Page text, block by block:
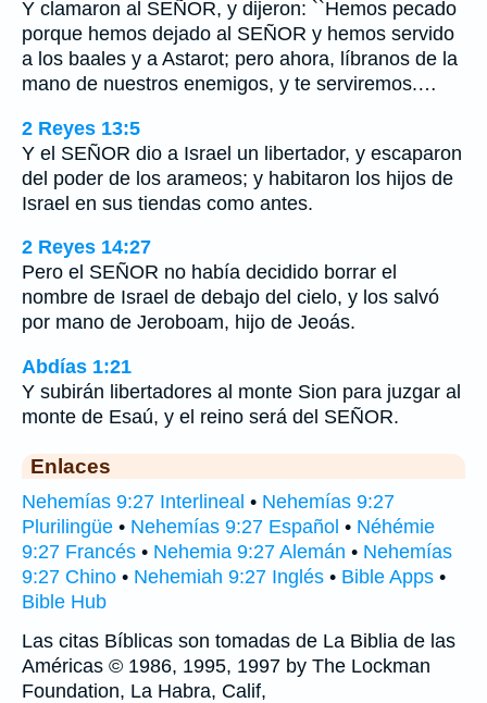
Y clamaron al SEÑOR, y dijeron: ``Hemos pecado
porque hemos dejado al SEÑOR y hemos servido
a los baales y a Astarot; pero ahora, líbranos de la
mano de nuestros enemigos, y te serviremos.…
2 Reyes 13:5
Y el SEÑOR dio a Israel un libertador, y escaparon
del poder de los arameos; y habitaron los hijos de
Israel en sus tiendas como antes.
2 Reyes 14:27
Pero el SEÑOR no había decidido borrar el
nombre de Israel de debajo del cielo, y los salvó
por mano de Jeroboam, hijo de Jeoás.
Abdías 1:21
Y subirán libertadores al monte Sion para juzgar al
monte de Esaú, y el reino será del SEÑOR.
Enlaces
Nehemías 9:27 Interlineal • Nehemías 9:27
Plurilingüe • Nehemías 9:27 Español • Néhémie
9:27 Francés • Nehemia 9:27 Alemán • Nehemías
9:27 Chino • Nehemiah 9:27 Inglés • Bible Apps •
Bible Hub
Las citas Bíblicas son tomadas de La Biblia de las
Américas © 1986, 1995, 1997 by The Lockman
Foundation, La Habra, Calif,